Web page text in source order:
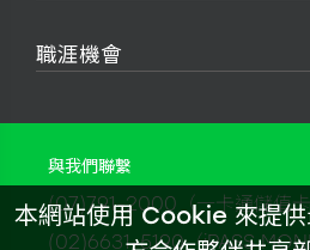
職涯機會
與我們聯繫
(07)791-2000（一卡通儲值
(02)6631-5190（iPASS
本網站使用 Cookie 來提